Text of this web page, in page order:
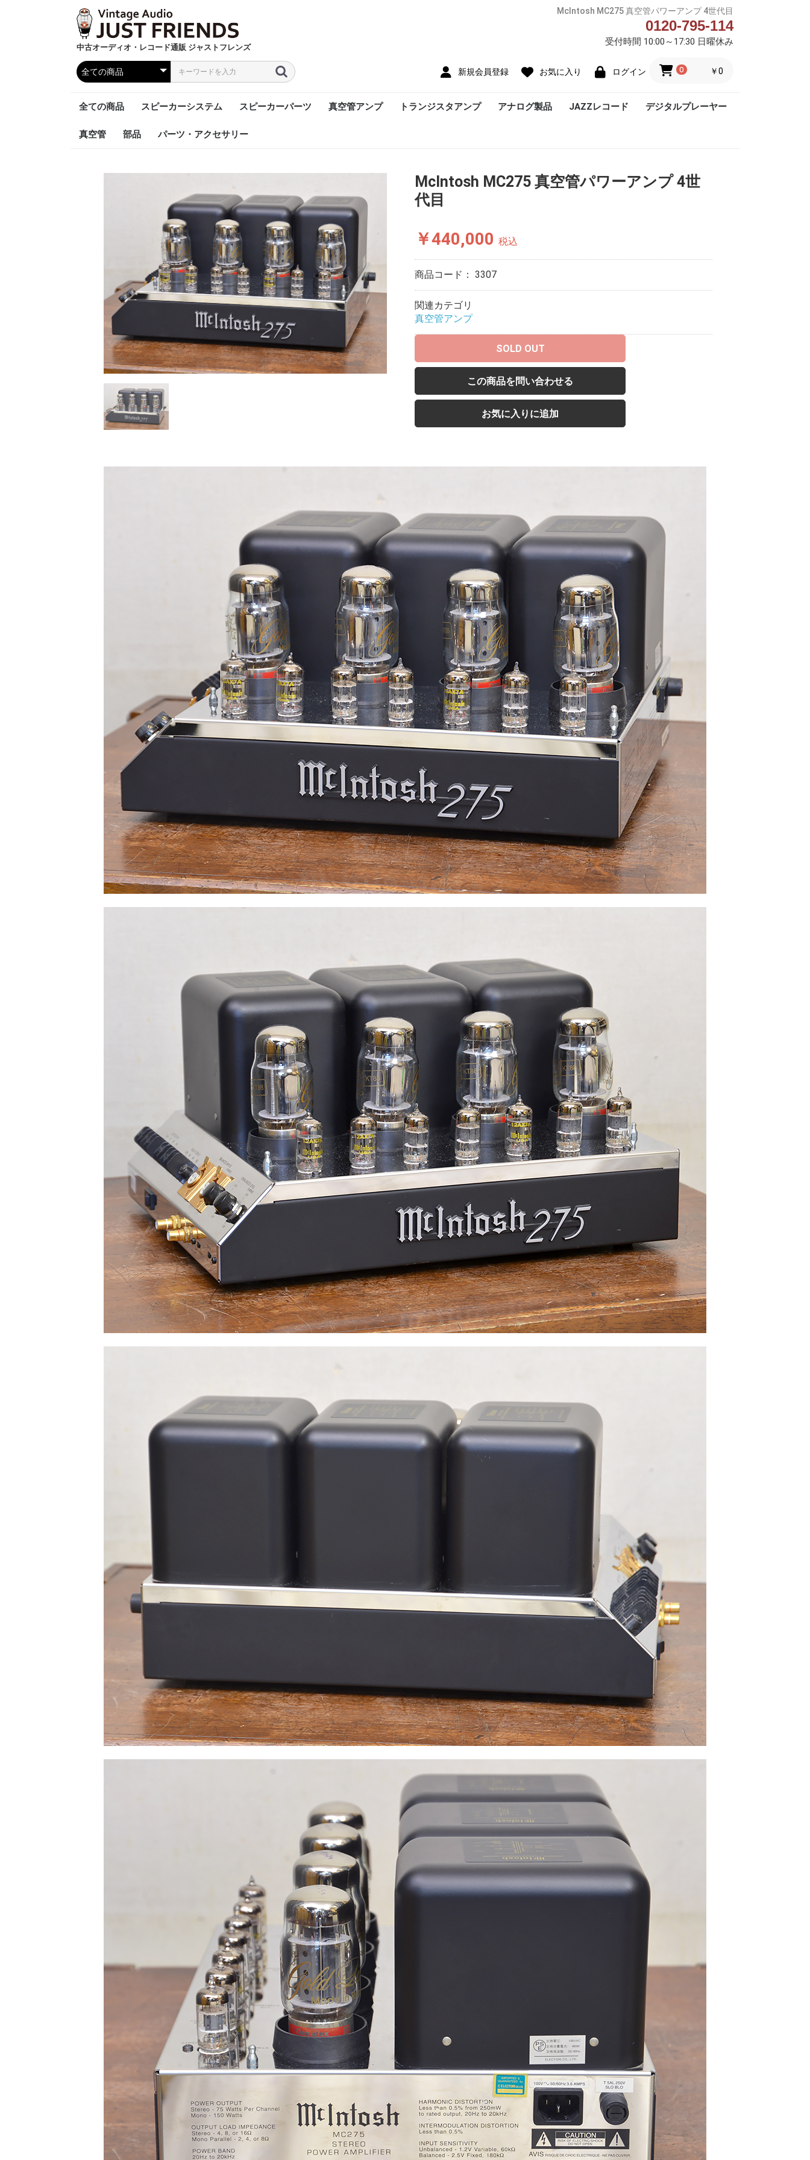
中古オーディオ・レコード通販 ジャストフレンズ
McIntosh MC275 真空管パワーアンプ 4世代目
0120-795-114
受付時間 10:00～17:30 日曜休み
新規会員登録 お気に入り ログイン 0 ￥0
全ての商品 スピーカーシステム スピーカーパーツ 真空管アンプ トランジスタアンプ アナログ製品 JAZZレコード デジタルプレーヤー
真空管 部品 パーツ・アクセサリー
McIntosh MC275 真空管パワーアンプ 4世
代目
￥440,000 税込
商品コード： 3307
関連カテゴリ
真空管アンプ
SOLD OUT
この商品を問い合わせる
お気に入りに追加